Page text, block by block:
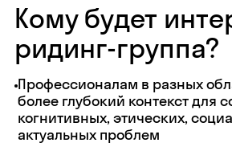
Кому будет
ридинг-группа?
Профессионалам в разных
более глубокий контекст для
когнитивных, этических,
актуальных проблем